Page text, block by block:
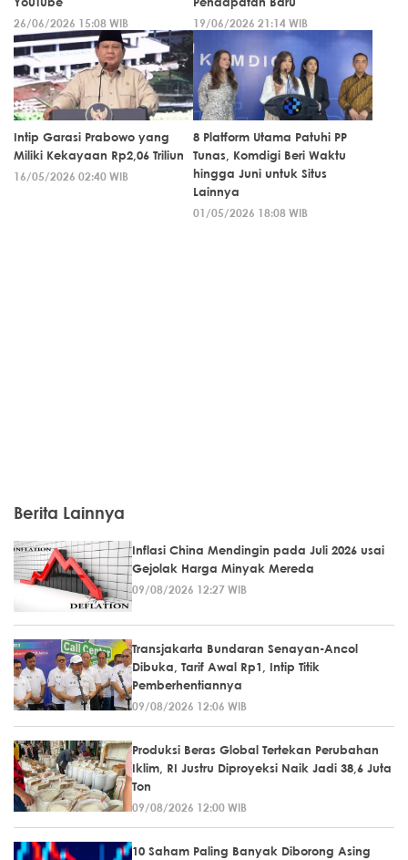
26/06/2026 15:08 WIB
19/06/2026 21:14 WIB
Intip Garasi Prabowo yang
Miliki Kekayaan Rp2,06 Triliun
16/05/2026 02:40 WIB
8 Platform Utama Patuhi PP
Tunas, Komdigi Beri Waktu
hingga Juni untuk Situs
Lainnya
01/05/2026 18:08 WIB
Berita Lainnya
Inflasi China Mendingin pada Juli 2026 usai
Gejolak Harga Minyak Mereda
09/08/2026 12:27 WIB
Transjakarta Bundaran Senayan-Ancol
Dibuka, Tarif Awal Rp1, Intip Titik
Pemberhentiannya
09/08/2026 12:06 WIB
Produksi Beras Global Tertekan Perubahan
Iklim, RI Justru Diproyeksi Naik Jadi 38,6 Juta
Ton
09/08/2026 12:00 WIB
10 Saham Paling Banyak Diborong Asing